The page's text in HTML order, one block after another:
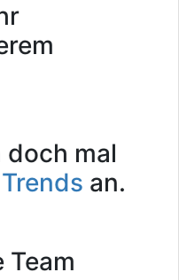
doch mal
an.
Team